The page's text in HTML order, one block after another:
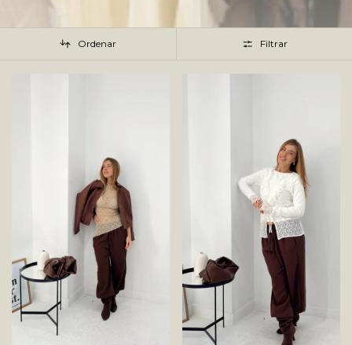
Ordenar Filtrar